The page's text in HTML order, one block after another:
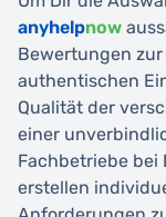
anyhelpnow
Bewertungen
authentischen
Qualität der
einer
Fachbetriebe bei
erstellen